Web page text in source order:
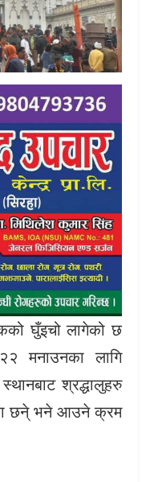
घुँइचो लागेको छ
मनाउनका लागि
श्रद्धालुहरु
छने् भने आउने क्रम